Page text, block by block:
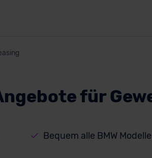
für
Bequem alle BMW